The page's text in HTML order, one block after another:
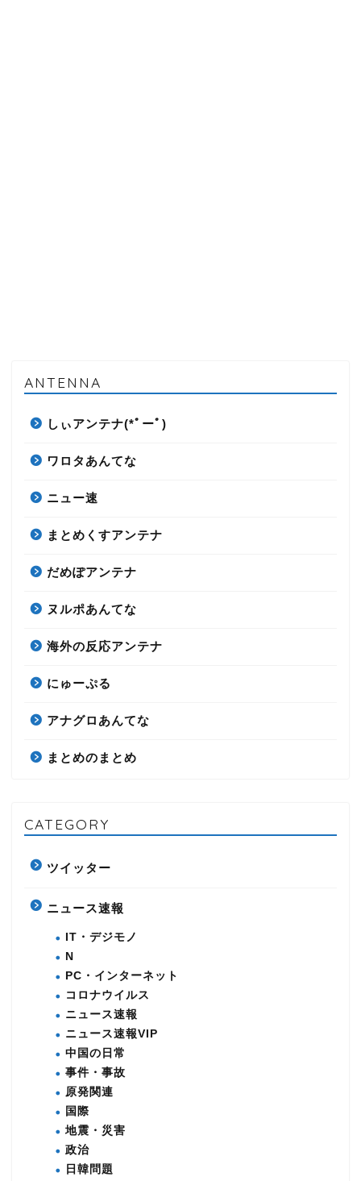
ANTENNA
しぃアンテナ(*ﾟーﾟ)
ワロタあんてな
ニュー速
まとめくすアンテナ
だめぽアンテナ
ヌルポあんてな
海外の反応アンテナ
にゅーぷる
アナグロあんてな
まとめのまとめ
CATEGORY
ツイッター
ニュース速報
IT・デジモノ
N
PC・インターネット
コロナウイルス
ニュース速報
ニュース速報VIP
中国の日常
事件・事故
原発関連
国際
地震・災害
政治
日韓問題